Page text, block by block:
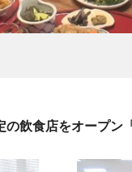
の飲食店をオープン